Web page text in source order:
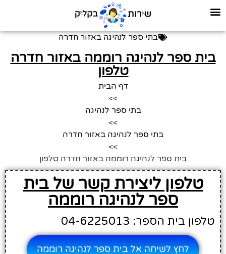
בתי ספר לנהיגה באזור חדרה
בית ספר לנהיגה רוממה באזור חדרה
טלפון
דף הבית
>>
בתי ספר לנהיגה
>>
בתי ספר לנהיגה באזור חדרה
>>
בית ספר לנהיגה רוממה באזור חדרה טלפון
טלפון ליצירת קשר של בית
ספר לנהיגה רוממה
טלפון בית הספר: 04-6225013
לחץ לשיחה אל בית ספר לנהיגה רוממה